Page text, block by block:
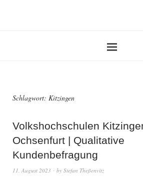
Schlagwort: Kitzingen
Volkshochschulen
Ochsenfurt | Qualitative
Kundenbefragung
11. August 2023 by Stefan Theßenvitz